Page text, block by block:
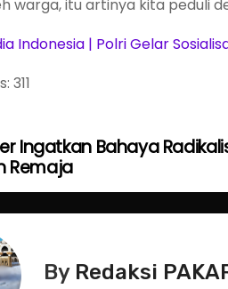
warga, itu artinya kita peduli
Indonesia | Polri Gelar
311
Ingatkan Bahaya
Remaja
By Redaksi